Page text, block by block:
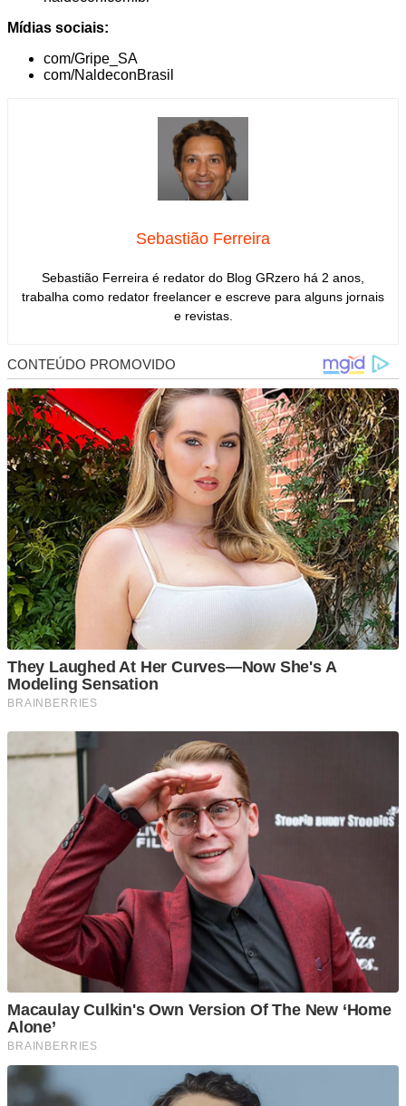
Mídias sociais:
com/Gripe_SA
com/NaldeconBrasil
Sebastião Ferreira
Sebastião Ferreira é redator do Blog GRzero há 2 anos,
trabalha como redator freelancer e escreve para alguns jornais
e revistas.